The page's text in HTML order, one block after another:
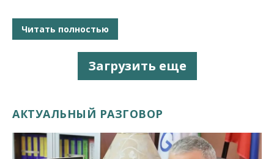
Читать полностью
Загрузить еще
АКТУАЛЬНЫЙ РАЗГОВОР